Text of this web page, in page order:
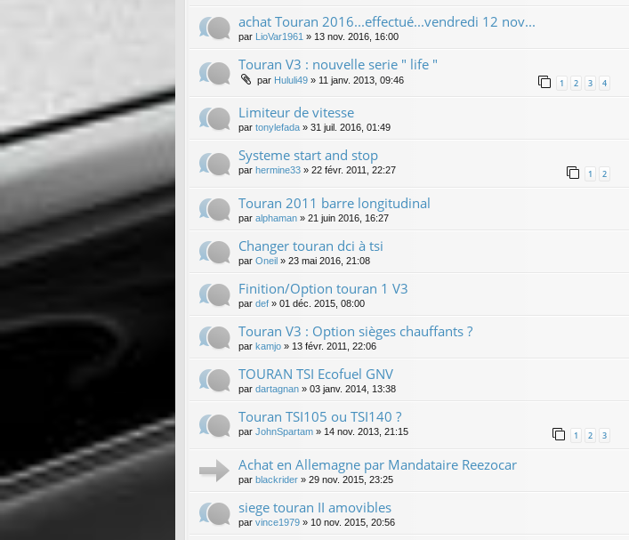
achat Touran 2016...effectué...vendredi 12 nov...
par LioVar1961 » 13 nov. 2016, 16:00
Touran V3 : nouvelle serie " life "
par Hululi49 » 11 janv. 2013, 09:46 1 2 3 4
Limiteur de vitesse
par tonylefada » 31 juil. 2016, 01:49
Systeme start and stop
par hermine33 » 22 févr. 2011, 22:27 1 2
Touran 2011 barre longitudinal
par alphaman » 21 juin 2016, 16:27
Changer touran dci à tsi
par Oneil » 23 mai 2016, 21:08
Finition/Option touran 1 V3
par def » 01 déc. 2015, 08:00
Touran V3 : Option sièges chauffants ?
par kamjo » 13 févr. 2011, 22:06
TOURAN TSI Ecofuel GNV
par dartagnan » 03 janv. 2014, 13:38
Touran TSI105 ou TSI140 ?
par JohnSpartam » 14 nov. 2013, 21:15 1 2 3
Achat en Allemagne par Mandataire Reezocar
par blackrider » 29 nov. 2015, 23:25
siege touran II amovibles
par vince1979 » 10 nov. 2015, 20:56